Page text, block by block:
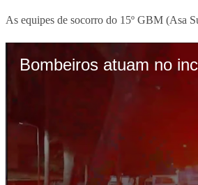
As equipes de socorro do 15º GBM (Asa